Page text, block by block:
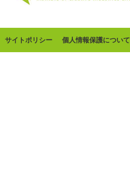
サイトポリシー 個人情報保護について